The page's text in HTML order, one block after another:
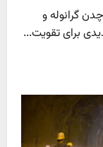
گرانوله و
برای تقویت...